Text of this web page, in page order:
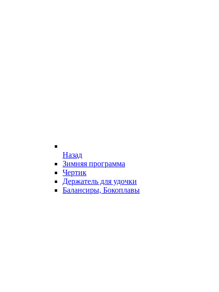
Назад
Зимняя программа
Чертик
Держатель для удочки
Балансиры, Бокоплавы